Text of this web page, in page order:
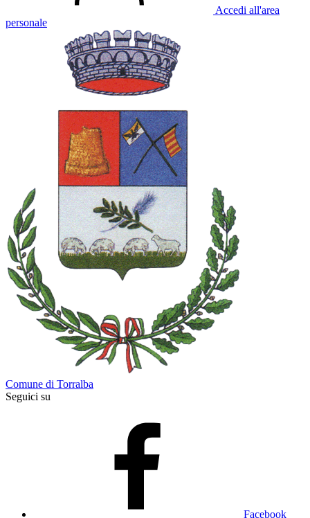
Accedi all'area
personale
Comune di Torralba
Seguici su
Facebook